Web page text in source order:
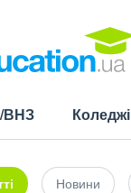
ВНЗ Коледжі
Новини